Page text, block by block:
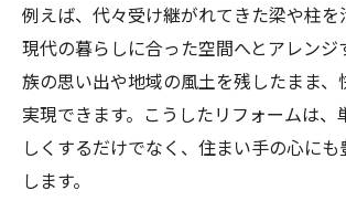
地域文化を映すリフォーム設
岐阜県で叶える快適な住まい作り術
リフォームで実現する快適な
岐阜県特有の気候に適したリ
例えば、代々受け継がれてきた梁や柱を
現代の暮らしに合った空間へとアレンジ
族の思い出や地域の風土を残したまま、
実現できます。こうしたリフォームは、
しくするだけでなく、住まい手の心にも
します。